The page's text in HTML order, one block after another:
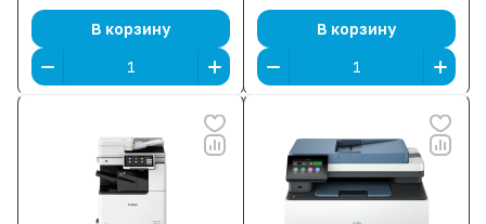
В корзину В корзину